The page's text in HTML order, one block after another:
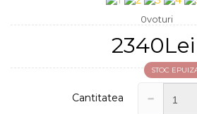
0voturi
2340Lei
STOC
Cantitatea -